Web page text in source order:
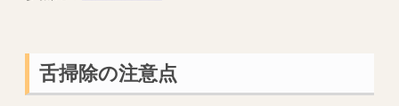
舌掃除の注意点